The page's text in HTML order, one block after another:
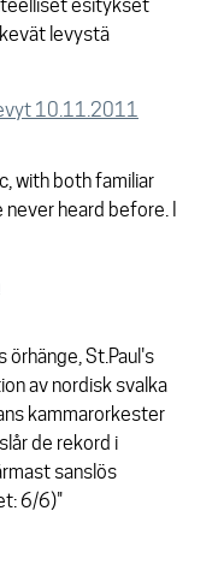
esitykset
levystä
10.11.2011
with both familiar
heard before. I
örhänge, St.Paul's
av nordisk svalka
kammarorkester
de rekord i
sanslös
6/6)"